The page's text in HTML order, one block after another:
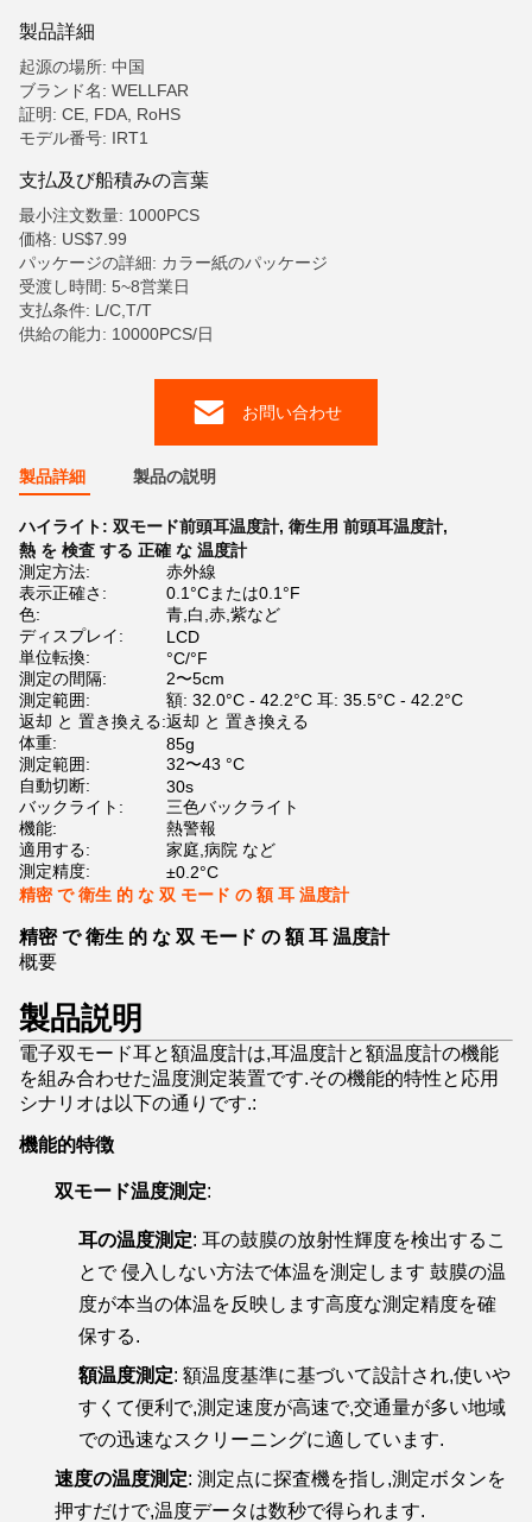
製品詳細
起源の場所: 中国
ブランド名: WELLFAR
証明: CE, FDA, RoHS
モデル番号: IRT1
支払及び船積みの言葉
最小注文数量: 1000PCS
価格: US$7.99
パッケージの詳細: カラー紙のパッケージ
受渡し時間: 5~8営業日
支払条件: L/C,T/T
供給の能力: 10000PCS/日
お問い合わせ
製品詳細 製品の説明
ハイライト: 双モード前頭耳温度計, 衛生用 前頭耳温度計,
熱 を 検査 する 正確 な 温度計
測定方法:
赤外線
表示正確さ:
0.1°Cまたは0.1°F
色:
青,白,赤,紫など
ディスプレイ:
LCD
単位転換:
°C/°F
測定の間隔:
2〜5cm
測定範囲:
額: 32.0°C - 42.2°C 耳: 35.5°C - 42.2°C
返却 と 置き換える:返却 と 置き換える
体重:
85g
測定範囲:
32〜43 °C
自動切断:
30s
バックライト:
三色バックライト
機能:
熱警報
適用する:
家庭,病院 など
測定精度:
±0.2°C
精密 で 衛生 的 な 双 モード の 額 耳 温度計
精密 で 衛生 的 な 双 モード の 額 耳 温度計
概要
製品説明
電子双モード耳と額温度計は,耳温度計と額温度計の機能
を組み合わせた温度測定装置です.その機能的特性と応用
シナリオは以下の通りです.:
機能的特徴
双モード温度測定:
耳の温度測定: 耳の鼓膜の放射性輝度を検出するこ
とで 侵入しない方法で体温を測定します 鼓膜の温
度が本当の体温を反映します高度な測定精度を確
保する.
額温度測定: 額温度基準に基づいて設計され,使いや
すくて便利で,測定速度が高速で,交通量が多い地域
での迅速なスクリーニングに適しています.
速度の温度測定: 測定点に探査機を指し,測定ボタンを
押すだけで,温度データは数秒で得られます.